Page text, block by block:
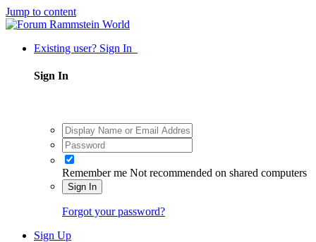
Jump to content
Existing user? Sign In
Sign In
Remember me Not recommended on shared computers
Sign In
Forgot your password?
Sign Up